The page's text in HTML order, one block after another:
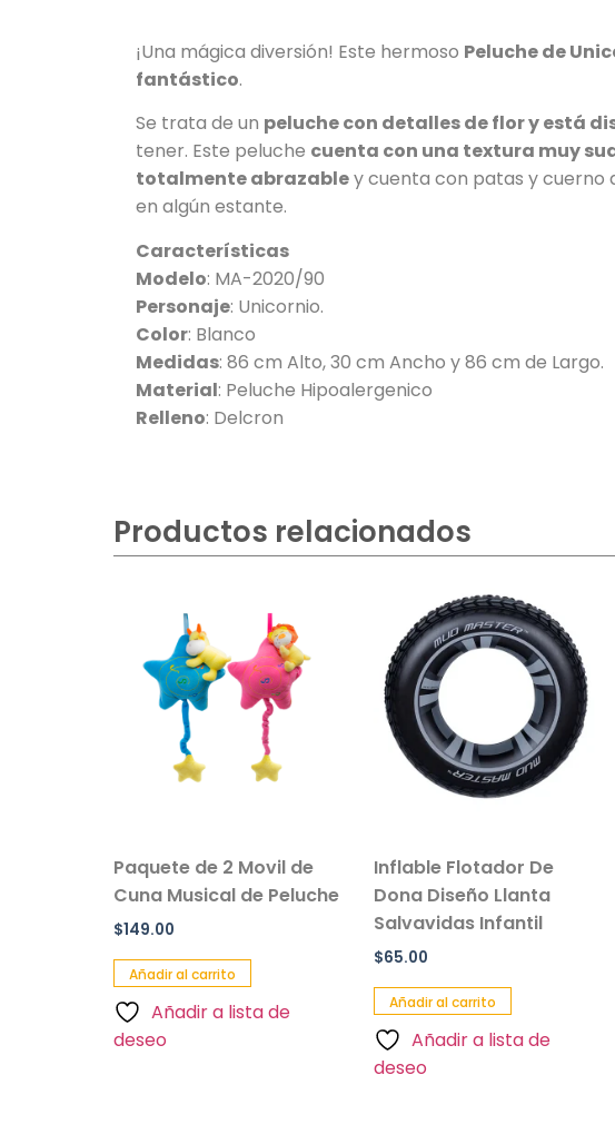
¡Una mágica diversión! Este hermoso Peluche de
fantástico.
Se trata de un peluche con detalles de flor y está
tener. Este peluche cuenta con una textura muy
totalmente abrazabley cuenta con patas y cuerno
en algún estante.
Características
Modelo: MA-2020/90
Personaje: Unicornio.
Color: Blanco
Medidas: 86 cm Alto, 30 cm Ancho y 86 cm de Largo.
Material: Peluche Hipoalergenico
Relleno: Delcron
Productos relacionados
Paquete de 2 Movil de
Cuna Musical de Peluche
$149.00
Añadir al carrito
Añadir a lista de
deseo
Inflable Flotador De
Dona Diseño Llanta
Salvavidas Infantil
$65.00
Añadir al carrito
Añadir a lista de
deseo